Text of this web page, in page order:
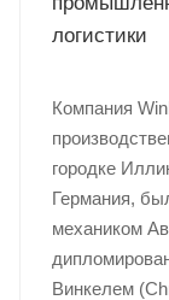
логистики
Компания
городке
Германия,
механиком
Винкелем